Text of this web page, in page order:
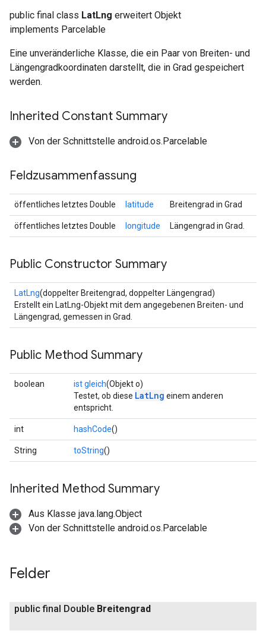
public final class LatLng erweitert Objekt
implements Parcelable
Eine unveränderliche Klasse, die ein Paar von Breiten- und
Längengradkoordinaten darstellt, die in Grad gespeichert
werden.
Inherited Constant Summary
Von der Schnittstelle android.os.Parcelable
Feldzusammenfassung
öffentliches letztes Double latitude Breitengrad in Grad
öffentliches letztes Double longitude Längengrad in Grad.
Public Constructor Summary
LatLng(doppelter Breitengrad, doppelter Längengrad)
Erstellt ein LatLng-Objekt mit dem angegebenen Breiten- und
Längengrad, gemessen in Grad.
Public Method Summary
boolean ist gleich(Objekt o)
Testet, ob diese LatLng einem anderen
entspricht.
int hashCode()
String toString()
Inherited Method Summary
Aus Klasse java.lang.Object
Von der Schnittstelle android.os.Parcelable
Felder
public final Double Breitengrad